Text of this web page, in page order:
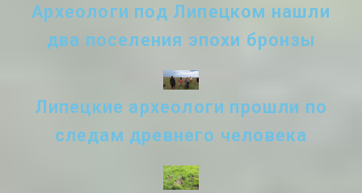
Археологи под Липецком нашли
два поселения эпохи бронзы
Липецкие археологи прошли по
следам древнего человека